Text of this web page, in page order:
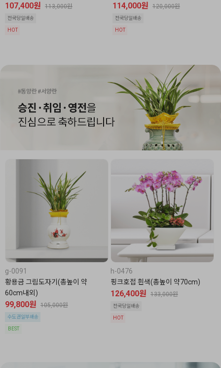
107,400원 113,000원
전국당일배송
HOT
114,000원 120,000원
전국당일배송
HOT
g-0091
황용금 그림도자기(총높이 약
60cm내외)
99,800원 105,000원
수도권일부배송
BEST
h-0476
핑크호접 흰색(총높이 약70cm)
126,400원 133,000원
전국당일배송
HOT